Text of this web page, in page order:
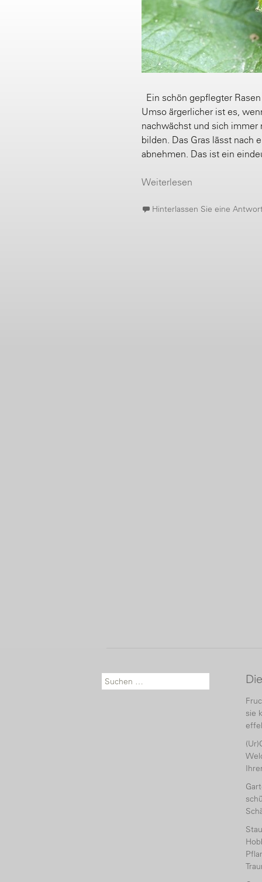
Ein schön gepflegter
Umso ärgerlicher ist es,
nachwächst und sich immer
bilden. Das Gras lässt nach
abnehmen. Das ist ein
Weiterlesen
Hinterlassen Sie eine
Suche nach:
sie